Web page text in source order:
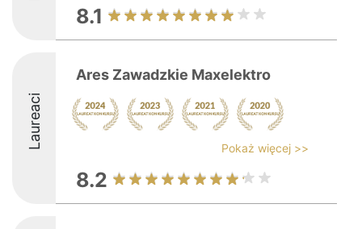
8.1
Laureaci
Ares Zawadzkie Maxelektro
Pokaż więcej >>
8.2